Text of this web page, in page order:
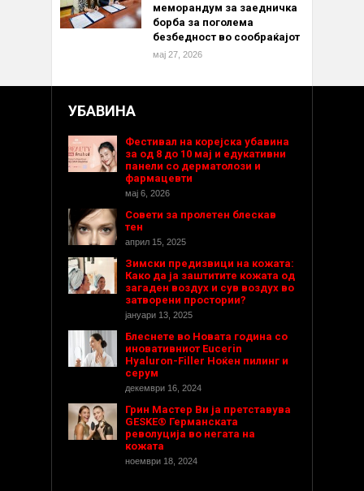
меморандум за заедничка
борба за поголема
безбедност во сообраќајот
мај 27, 2026
УБАВИНА
Фестивал на корејска убавина
за од 8 до 10 мај и едукативни
панели со дерматолози и
фармацевти
мај 6, 2026
Совети за пролетен блескав
тен
април 15, 2025
Зимски предизвици на кожата:
Како да ја заштитите кожата од
загаден воздух и сув воздух во
затворени простории?
јануари 13, 2025
Блеснете во Новата година со
иновативниот Eucerin
Hyaluron-Filler Ноќен пилинг и
серум
декември 16, 2024
Грин Мастер Ви ја претставува
GESKE® Германската
револуција во негата на
кожата
ноември 18, 2024